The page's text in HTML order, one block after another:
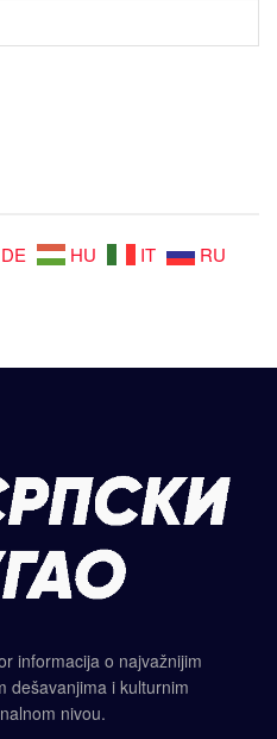
DE HU IT RU
informacija o najvažnijim
dešavanjima i kulturnim
nivou.